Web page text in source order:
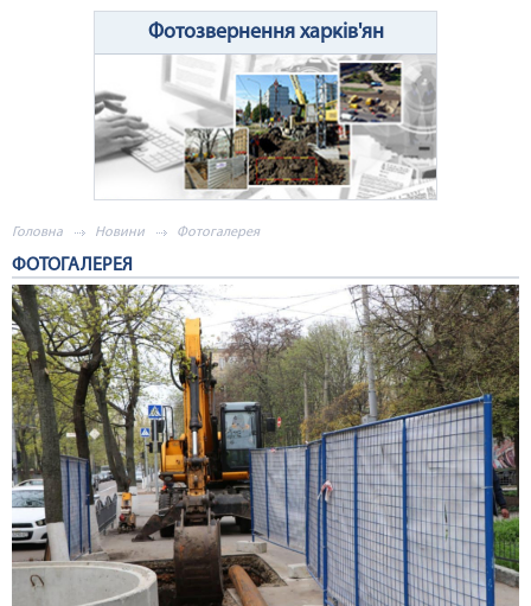
Фотозвернення харків'ян
Головна Новини Фотогалерея
ФОТОГАЛЕРЕЯ